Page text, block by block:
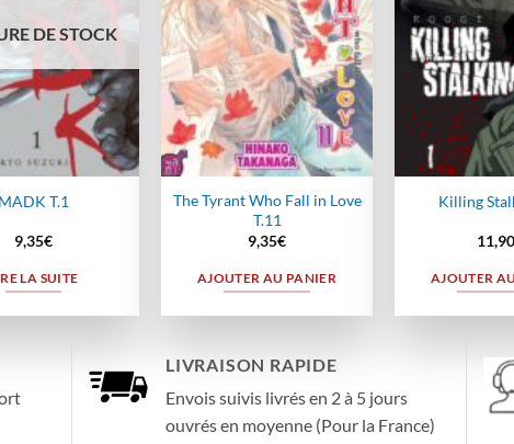
DE STOCK
MADK T.1
9,35€
LA SUITE
The Tyrant Who Fall in Love
T.11
9,35€
AJOUTER AU PANIER
Killing
11,90
AJOUTER
LIVRAISON RAPIDE
Envois suivis livrés en 2 à 5 jours
ouvrés en moyenne (Pour la France)